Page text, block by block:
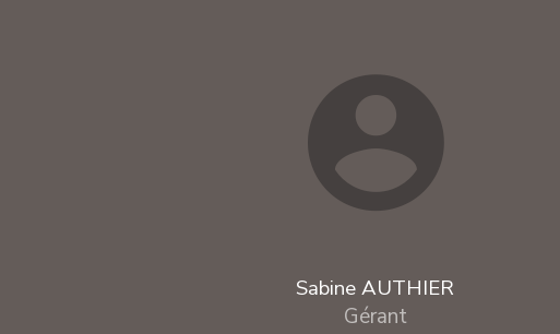
Sabine AUTHIER
Gérant